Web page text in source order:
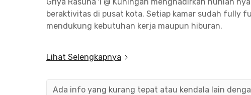
beraktivitas di pusat kota. Setiap kamar sudah fully
mendukung kebutuhan kerja maupun hiburan.
room yang menjaga kebersihan hunian tetap optimal.
Lihat Selengkapnya
Ada info yang kurang tepat atau kendala lain